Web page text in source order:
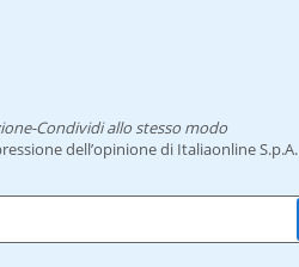
Condividi allo stesso modo
dell’opinione di Italiaonline S.p.A.